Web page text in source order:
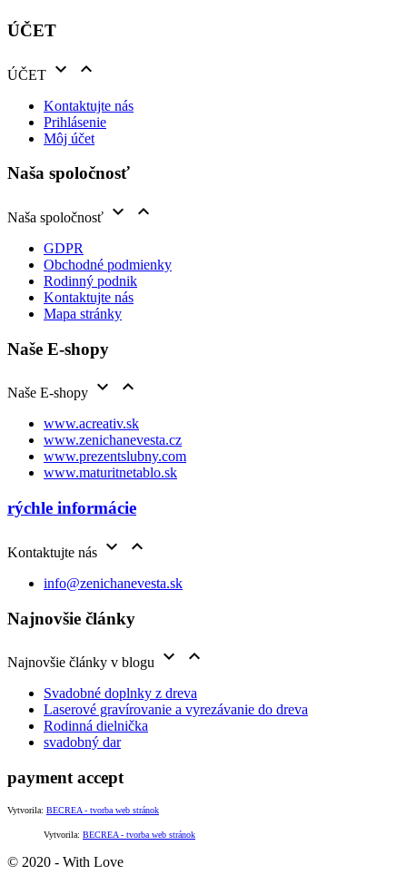
ÚČET
ÚČET  
Kontaktujte nás
Prihlásenie
Môj účet
Naša spoločnosť
Naša spoločnosť  
GDPR
Obchodné podmienky
Rodinný podnik
Kontaktujte nás
Mapa stránky
Naše E-shopy
Naše E-shopy  
www.acreativ.sk
www.zenichanevesta.cz
www.prezentslubny.com
www.maturitnetablo.sk
rýchle informácie
Kontaktujte nás  
info@zenichanevesta.sk
Najnovšie články
Najnovšie články v blogu  
Svadobné doplnky z dreva
Laserové gravírovanie a vyrezávanie do dreva
Rodinná dielnička
svadobný dar
payment accept
Vytvorila: BECREA - tvorba web stránok
Vytvorila: BECREA - tvorba web stránok
© 2020 - With Love